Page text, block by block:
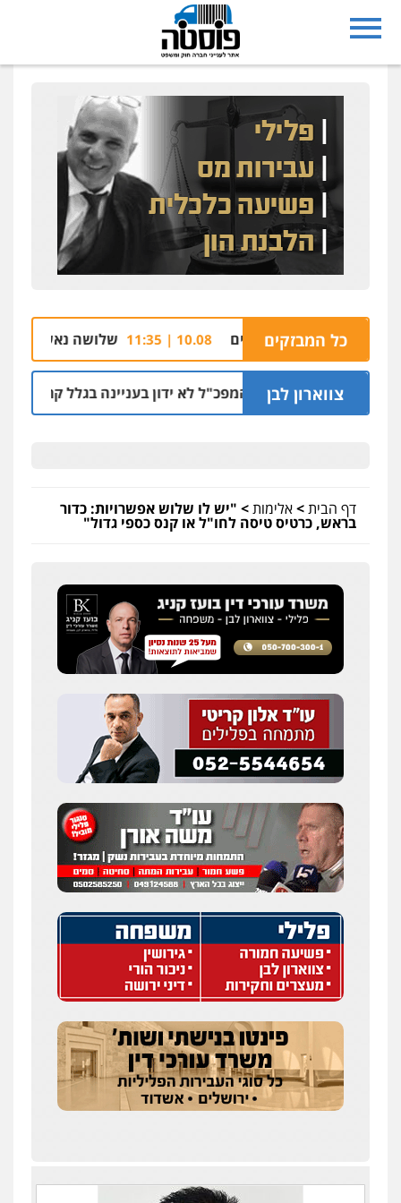
כל המבזקים
של בניין מגורים 10.08 | 11:35 שלושה נאשמים בהצתת
צווארון לבן
שושן דורשת שהמפכ"ל לא ידון בעניינה בגלל קרבתו לתנ"צ
דף הבית>אלימות> "יש לו שלוש אפשרויות: כדור
בראש, כרטיס טיסה לחו"ל או קנס כספי גדול"